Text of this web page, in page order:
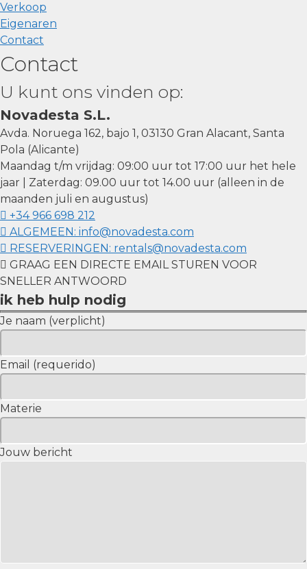
Verkoop
Eigenaren
Contact
Contact
U kunt ons vinden op:
Novadesta S.L.
Avda. Noruega 162, bajo 1, 03130 Gran Alacant, Santa
Pola (Alicante)
Maandag t/m vrijdag: 09:00 uur tot 17:00 uur het hele
jaar | Zaterdag: 09.00 uur tot 14.00 uur (alleen in de
maanden juli en augustus)
+34 966 698 212
ALGEMEEN: info@novadesta.com
RESERVERINGEN: rentals@novadesta.com
GRAAG EEN DIRECTE EMAIL STUREN VOOR
SNELLER ANTWOORD
ik heb hulp nodig
Je naam (verplicht)
Email (requerido)
Materie
Jouw bericht